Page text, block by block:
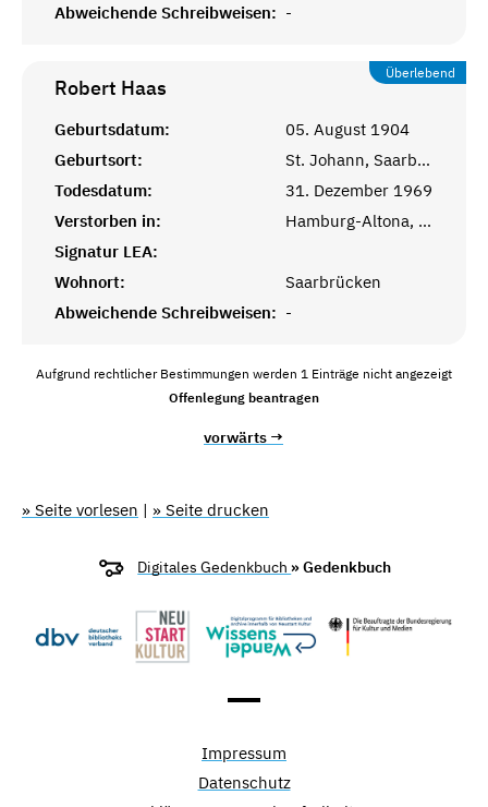
Abweichende Schreibweisen: -
Überlebend
Robert Haas
Geburtsdatum:
05. August 1904
Geburtsort:
St. Johann, Saarbrücken
Todesdatum:
31. Dezember 1969
Verstorben in:
Hamburg-Altona, BRD
Signatur LEA:
Wohnort:
Saarbrücken
Abweichende Schreibweisen: -
Aufgrund rechtlicher Bestimmungen werden 1 Einträge nicht angezeigt
Offenlegung beantragen
vorwärts →
» Seite vorlesen | » Seite drucken
Digitales Gedenkbuch » Gedenkbuch
Impressum
Datenschutz